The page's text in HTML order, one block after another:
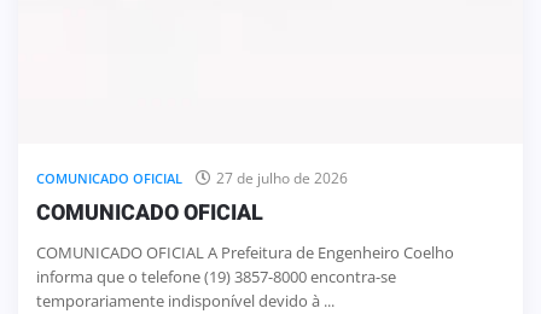
COMUNICADO OFICIAL 27 de julho de 2026
COMUNICADO OFICIAL
COMUNICADO OFICIAL A Prefeitura de Engenheiro Coelho
informa que o telefone (19) 3857-8000 encontra-se
temporariamente indisponível devido à ...